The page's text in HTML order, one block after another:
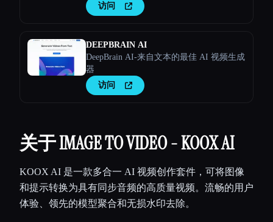
访问
DEEPBRAIN AI
DeepBrain AI-来自文本的最佳 AI 视频生成
器
访问
关于 IMAGE TO VIDEO - KOOX AI
KOOX AI 是一款多合一 AI 视频创作套件，可将图像
和提示转换为具有同步音频的高质量视频。流畅的用户
体验、领先的模型聚合和无损水印去除。